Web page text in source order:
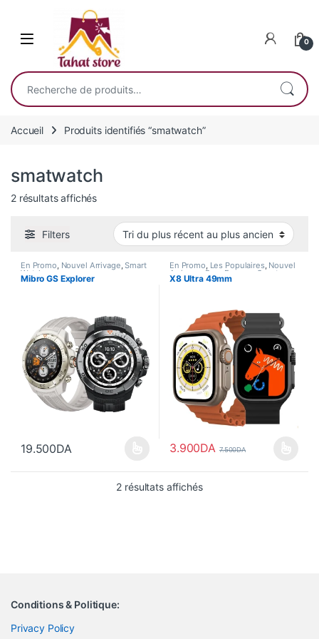
0
Recherche pour :
Accueil Produits identifiés “smatwatch”
smatwatch
2 résultats affichésTrié du plus récent au plus ancien
Filters
En Promo, Nouvel Arrivage,Smart
Watch
Mibro GS Explorer
19.500DA
Ce produit a plusieurs variations. Les options peuvent être
En Promo, Les Populaires, Nouvel
Arrivage Pour Femme Smart
Watch
X8 Ultra 49mm
3.900DA 7.500DA
Ce produit a plusieurs
2 résultats affichésTrié du plus récent au
Conditions & Politique:
Privacy Policy